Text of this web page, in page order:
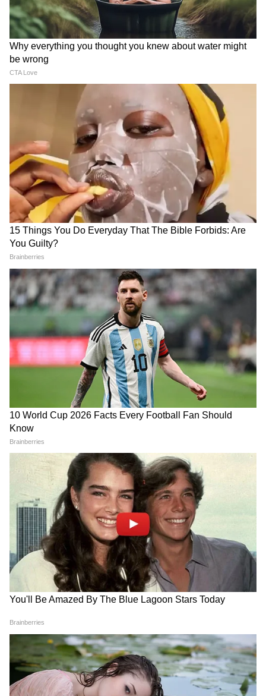
২০১১ সালে দুই গবেষক গুপ্তধনের সন্ধানে বাল্টিক
সাগরের তলদেশে কিছু সোনার ছবি তুলেছিল।
তদন্তে জানা গিয়েছিল সেখানে সোনার থাকা প্রায়
অসম্ভব। অনেকেই দাবি করে কোনও ভিন গ্রহের
যান সেখানে ডুবে গিয়েছিল। তাতেই এই অসঙ্গতি।
কিন্তু সত্য এখনও সামনে আসেনি।
10
Image Credit :Getty
অস্বাভাবিক শব্দ
মাঝসমুদ্রে মাঝে মাঝে অস্বাভাবিক শব্দ শোনা যায়।
কখনও কারও নাম ধরে ডাকা হচ্ছএ বলে মনে হয়।
কখনও আবার মনে হয় কেউ আর্তনাদ করছে।
সবথেকে বেশি শোনা যায় 'দ্যা ব্লুপ' 'জুলিয়া' এই
শব্দ দুটি। কিন্তু কিসের শব্দ? পরিষ্কার নয়
বিজ্ঞানীদের কাছে। অনেকেই মনে করেন আইসবার্গে
ধাক্কা লাগার শব্দ।
5
10
Image Credit : Getty
বারমেজার ভূতুড়ে দ্বীপ
বারমেজা নামে একটি দ্বীপ ১৬ শতক থেকে বর্তমান
পর্যন্ত বেশ কয়েকটি মানচিত্র এবং চার্টে পাওয়া
গেছে, তবে, সাম্প্রতিক জরিপকারীরা যখন ২০০৯
তখন দ্বীপটি রহস্যজনকভাবে অদৃশ্য হয়ে গিয়েছিল।
এই ঘটনাটিকে "ফ্যান্টম দ্বীপপুঞ্জ" বলা হয়। তবে
এখনও এই দ্বীপটির কোনও সন্ধান নেই।